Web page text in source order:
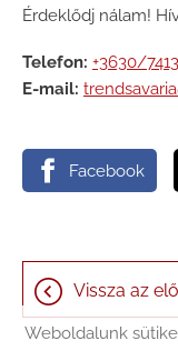
Érdeklődj nálam!
Telefon: +3630/
E-mail:
Facebook
Vissza az
Weboldalunk